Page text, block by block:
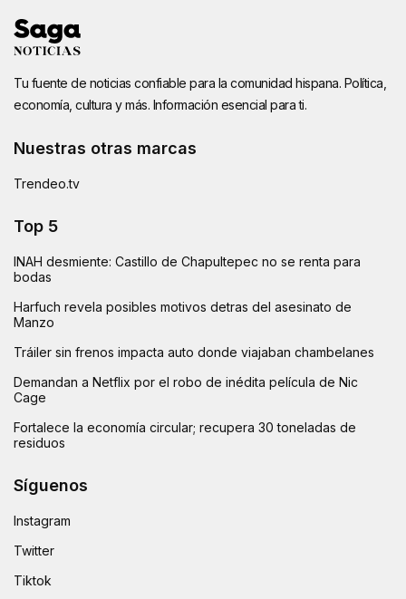
Tu fuente de noticias confiable para la comunidad hispana. Política,
economía, cultura y más. Información esencial para ti.
Nuestras otras marcas
Trendeo.tv
Top 5
INAH desmiente: Castillo de Chapultepec no se renta para
bodas
Harfuch revela posibles motivos detras del asesinato de
Manzo
Tráiler sin frenos impacta auto donde viajaban chambelanes
Demandan a Netflix por el robo de inédita película de Nic
Cage
Fortalece la economía circular; recupera 30 toneladas de
residuos
Síguenos
Instagram
Twitter
Tiktok